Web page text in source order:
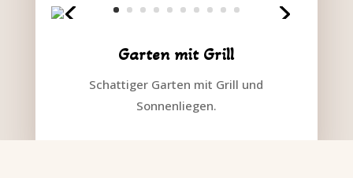
Garten mit Grill
Schattiger Garten mit Grill und
Sonnenliegen.